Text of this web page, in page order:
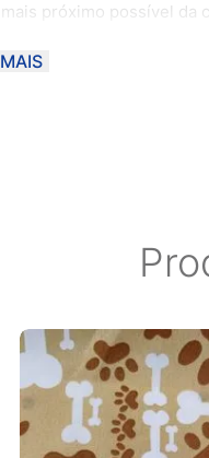
próximo possível da
ser DOBRADO para